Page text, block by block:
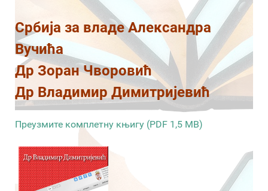
Србија за владе Александра
Вучића
Др Зоран Чворовић
Др Владимир Димитријевић
Преузмите комплетну књигу (PDF 1,5 MB)